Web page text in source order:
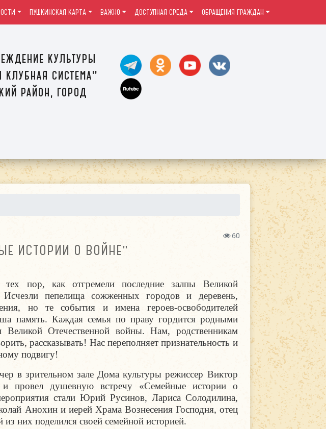
культуры
клубная система"
район, город
ПУШКИНСКАЯ КАРТА ВАЖНО ДОСТУПНАЯ СРЕДА ОБРАЩЕНИЯ ГРАЖДАН
60
ИСТОРИИ О ВОЙНЕ"
пор, как отгремели последние залпы Великой
Исчезли пепелища сожженных городов и деревень,
но те события и имена героев-освободителей
память. Каждая семья по праву гордится родными
Великой Отечественной войны. Нам, родственникам
рассказывать! Нас переполняет признательность и
подвигу!
в зрительном зале Дома культуры режиссер Виктор
и провел душевную встречу «Семейные истории о
стали Юрий Русинов, Лариса Солодилина,
Анохин и иерей Храма Вознесения Господня, отец
них поделился своей семейной историей.